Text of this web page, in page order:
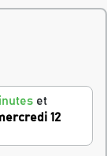
et
12